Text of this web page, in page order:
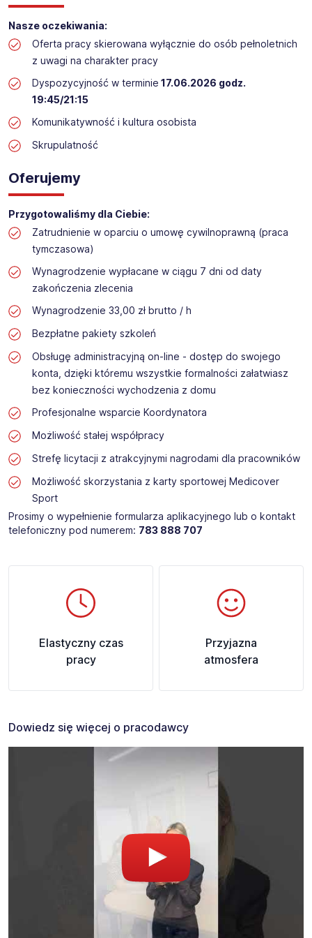
Nasze oczekiwania:
Oferta pracy skierowana wyłącznie do osób pełnoletnich
z uwagi na charakter pracy
Dyspozycyjność w terminie 17.06.2026 godz.
19:45/21:15
Komunikatywność i kultura osobista
Skrupulatność
Oferujemy
Przygotowaliśmy dla Ciebie:
Zatrudnienie w oparciu o umowę cywilnoprawną (praca
tymczasowa)
Wynagrodzenie wypłacane w ciągu 7 dni od daty
zakończenia zlecenia
Wynagrodzenie 33,00 zł brutto / h
Bezpłatne pakiety szkoleń
Obsługę administracyjną on-line - dostęp do swojego
konta, dzięki któremu wszystkie formalności załatwiasz
bez konieczności wychodzenia z domu
Profesjonalne wsparcie Koordynatora
Możliwość stałej współpracy
Strefę licytacji z atrakcyjnymi nagrodami dla pracowników
Możliwość skorzystania z karty sportowej Medicover
Sport
Prosimy o wypełnienie formularza aplikacyjnego lub o kontakt
telefoniczny pod numerem: 783 888 707
Elastyczny czas
pracy
Przyjazna
atmosfera
Dowiedz się więcej o pracodawcy